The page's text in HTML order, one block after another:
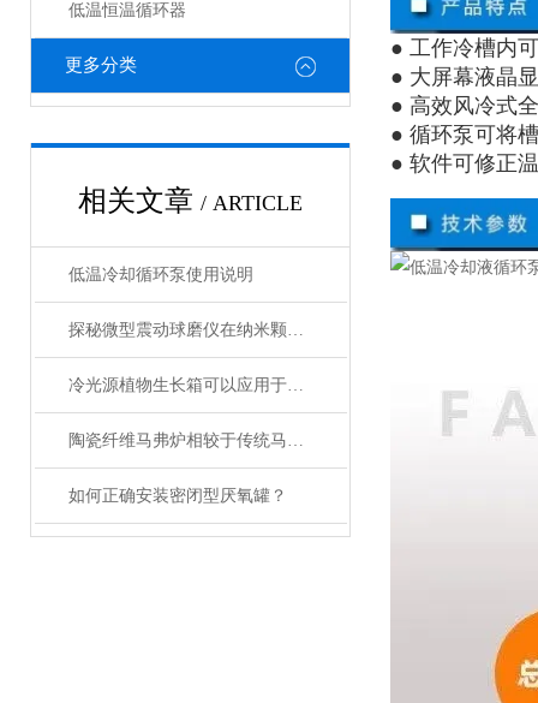
低温恒温循环器
更多分类
相关文章 / ARTICLE
低温冷却循环泵使用说明
探秘微型震动球磨仪在纳米颗粒制备中的关键作用
冷光源植物生长箱可以应用于各种植物的生长
陶瓷纤维马弗炉相较于传统马弗炉有哪些提升？
如何正确安装密闭型厌氧罐？
● 工作冷槽内
● 大屏幕液晶
● 高效风冷式
● 循环泵可将
● 软件可修正